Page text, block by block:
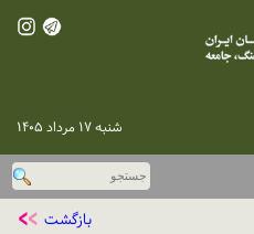
شنبه ۱۷ مرداد ۱۴۰۵
بازگشت